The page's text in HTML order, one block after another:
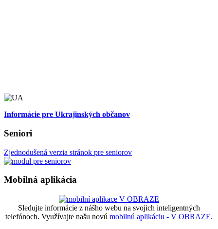
Informácie pre Ukrajinských občanov
Seniori
Zjednodušená verzia stránok pre seniorov
Mobilná aplikácia
Sledujte informácie z nášho webu na svojich inteligentných
telefónoch. Využívajte našu novú mobilnú aplikáciu - V OBRAZE.